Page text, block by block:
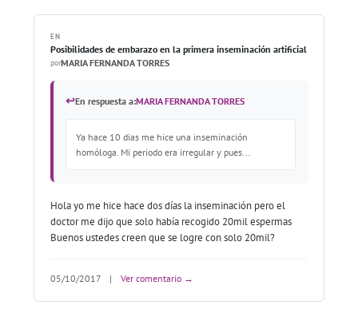
EN
Posibilidades de embarazo en la primera inseminación artificial
porMARIA FERNANDA TORRES
↩En respuesta a:MARIA FERNANDA TORRES
Ya hace 10 dias me hice una inseminación
homóloga. Mi periodo era irregular y pues...
Hola yo me hice hace dos días la inseminación pero el
doctor me dijo que solo había recogido 20mil espermas
Buenos ustedes creen que se logre con solo 20mil?
05/10/2017 | Ver comentario →